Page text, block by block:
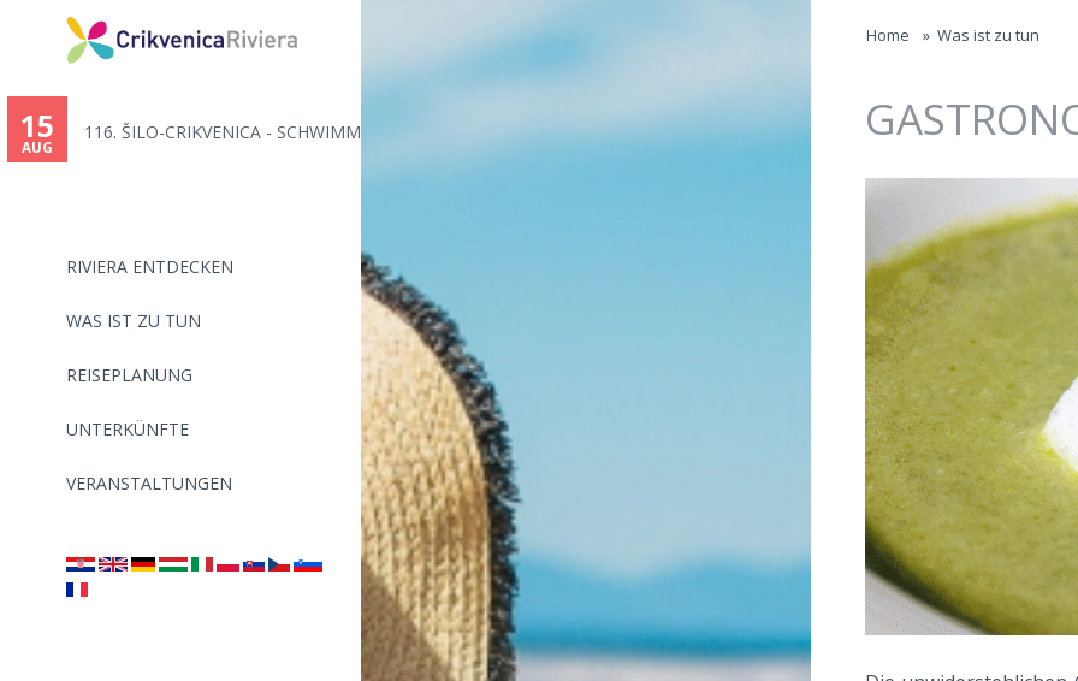
RIVIERA ENTDECKEN
WAS IST ZU TUN
REISEPLANUNG
UNTERKÜNFTE
VERANSTALTUNGEN
15
AUG
116. ŠILO-CRIKVENICA - SCHWIMM...
are
here
Home » Was ist zu tun